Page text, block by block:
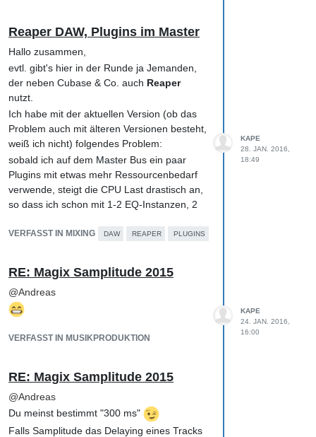
Auf Total CPU Ebene hat sich nicht viel
verändert, dafür jedoch im Bereich RT CPU.
Und richtig, ein paar Plugins laufen mit 2-
4fachem Oversampling.
Im eigentlichen Remix-Projekt sieht das
noch viel schlimmer aus.
Ratlos bin ;-/
mirdoch den einen oder anderen Aha-Effekt,
den ich dann umsetzen konnte.
Beste Grüße aus dem Ruhrpott,
Klaus
Reaper DAW, Plugins im Master
Hallo zusammen,
evtl. gibt's hier in der Runde ja Jemanden,
der neben Cubase & Co. auch Reaper
nutzt.
Ich habe mit der aktuellen Version (ob das
Problem auch mit älteren Versionen besteht,
weiß ich nicht) folgendes Problem:
sobald ich auf dem Master Bus ein paar
Plugins mit etwas mehr Ressourcenbedarf
verwende, steigt die CPU Last drastisch an,
so dass ich schon mit 1-2 EQ-Instanzen, 2
Limiter nicht einmal mehr den Hofa-Analyzer
chain, die ich zum Mastern eines Tracks
nutze; also wird lediglich ein Stereo-Track
verwendet, der kein Plugin im Insert hat.
FX8350, SPL Crimson interface) damit
hin.
Nehme ich nun diese FX chain und lege sie
direkt auf den Track (im Master bypassed),
dann ist alles in Ordnung und die Last liegt
VERFASST IN MIXING DAW REAPER PLUGINS
KAPE
28. JAN. 2016,
18:49
RE: Magix Samplitude 2015
@Andreas
VERFASST IN MUSIKPRODUKTION
KAPE
24. JAN. 2016,
16:00
RE: Magix Samplitude 2015
@Andreas
Du meinst bestimmt "300 ms"
Falls Samplitude das Delaying eines Tracks